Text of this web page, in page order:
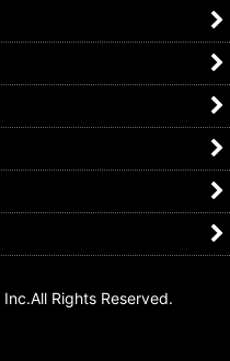
Rights Reserved.